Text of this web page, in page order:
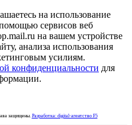
на использование
сервисов веб
на вашем устройстве
анализа использования
усилиям.
конфиденциальности для
защищены. Разработка: digital-агентство F5